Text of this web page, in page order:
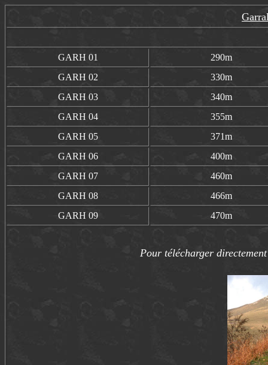
GARH 01
290m
GARH 02
330m
GARH 03
340m
GARH 04
355m
GARH 05
371m
GARH 06
400m
GARH 07
460m
GARH 08
466m
GARH 09
470m
Pour télécharger